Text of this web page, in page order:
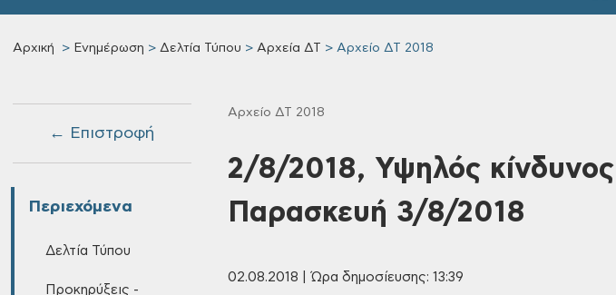
Αρχική Ενημέρωση Δελτία Τύπου Αρχεία ΔΤ Αρχείο ΔΤ 2018
← Επιστροφή
Περιεχόμενα
Δελτία Τύπου
Προκηρύξεις -
Αρχείο ΔΤ 2018
2/8/2018, Υψηλός κίνδυνος
Παρασκευή 3/8/2018
02.08.2018 | Ώρα δημοσίευσης: 13:39